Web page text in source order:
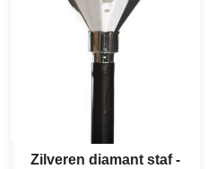
Zilveren diamant staf -